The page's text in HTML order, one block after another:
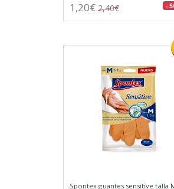
1,20€ 2,40€ -
Spontex guantes sensitive talla